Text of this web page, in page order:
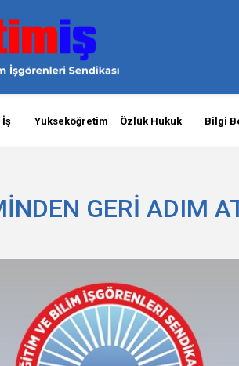
İş Yükseköğretim Özlük Hukuk Bilgi
GERİ ADIM